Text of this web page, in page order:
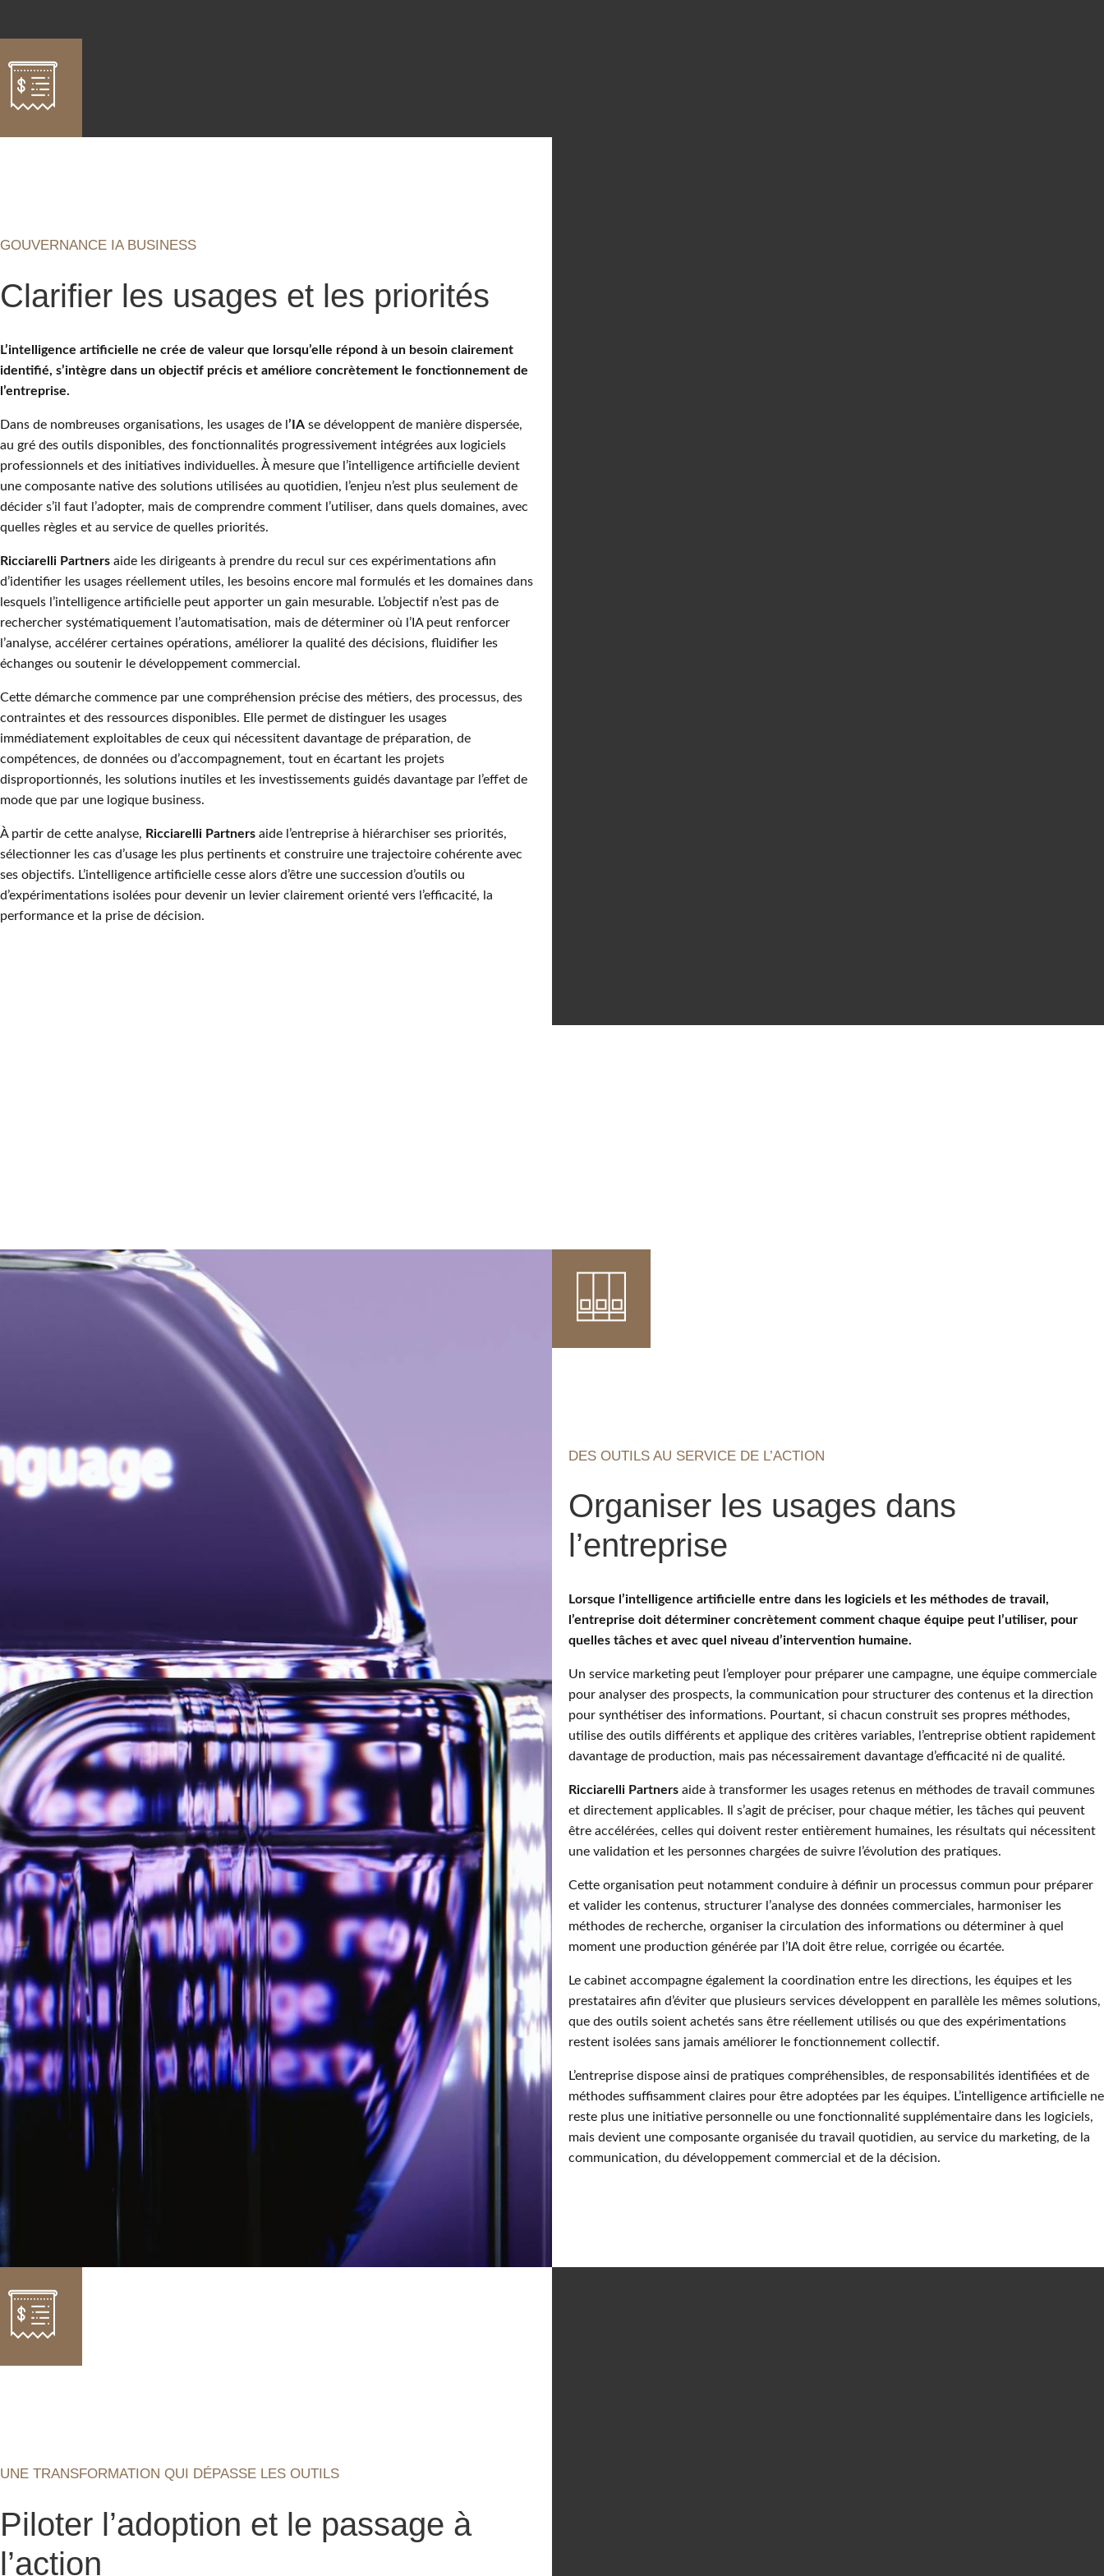
GOUVERNANCE IA BUSINESS
Clarifier les usages et les priorités
L’intelligence artificielle ne crée de valeur que lorsqu’elle répond à un besoin clairement
identifié, s’intègre dans un objectif précis et améliore concrètement le fonctionnement de
l’entreprise.
Dans de nombreuses organisations, les usages de l’IA se développent de manière dispersée,
au gré des outils disponibles, des fonctionnalités progressivement intégrées aux logiciels
professionnels et des initiatives individuelles. À mesure que l’intelligence artificielle devient
une composante native des solutions utilisées au quotidien, l’enjeu n’est plus seulement de
décider s’il faut l’adopter, mais de comprendre comment l’utiliser, dans quels domaines, avec
quelles règles et au service de quelles priorités.
Ricciarelli Partners aide les dirigeants à prendre du recul sur ces expérimentations afin
d’identifier les usages réellement utiles, les besoins encore mal formulés et les domaines dans
lesquels l’intelligence artificielle peut apporter un gain mesurable. L’objectif n’est pas de
rechercher systématiquement l’automatisation, mais de déterminer où l’IA peut renforcer
l’analyse, accélérer certaines opérations, améliorer la qualité des décisions, fluidifier les
échanges ou soutenir le développement commercial.
Cette démarche commence par une compréhension précise des métiers, des processus, des
contraintes et des ressources disponibles. Elle permet de distinguer les usages
immédiatement exploitables de ceux qui nécessitent davantage de préparation, de
compétences, de données ou d’accompagnement, tout en écartant les projets
disproportionnés, les solutions inutiles et les investissements guidés davantage par l’effet de
mode que par une logique business.
À partir de cette analyse, Ricciarelli Partners aide l’entreprise à hiérarchiser ses priorités,
sélectionner les cas d’usage les plus pertinents et construire une trajectoire cohérente avec
ses objectifs. L’intelligence artificielle cesse alors d’être une succession d’outils ou
d’expérimentations isolées pour devenir un levier clairement orienté vers l’efficacité, la
performance et la prise de décision.
DES OUTILS AU SERVICE DE L’ACTION
Organiser les usages dans
l’entreprise
Lorsque l’intelligence artificielle entre dans les logiciels et les méthodes de travail,
l’entreprise doit déterminer concrètement comment chaque équipe peut l’utiliser, pour
quelles tâches et avec quel niveau d’intervention humaine.
Un service marketing peut l’employer pour préparer une campagne, une équipe commerciale
pour analyser des prospects, la communication pour structurer des contenus et la direction
pour synthétiser des informations. Pourtant, si chacun construit ses propres méthodes,
utilise des outils différents et applique des critères variables, l’entreprise obtient rapidement
davantage de production, mais pas nécessairement davantage d’efficacité ni de qualité.
Ricciarelli Partners aide à transformer les usages retenus en méthodes de travail communes
et directement applicables. Il s’agit de préciser, pour chaque métier, les tâches qui peuvent
être accélérées, celles qui doivent rester entièrement humaines, les résultats qui nécessitent
une validation et les personnes chargées de suivre l’évolution des pratiques.
Cette organisation peut notamment conduire à définir un processus commun pour préparer
et valider les contenus, structurer l’analyse des données commerciales, harmoniser les
méthodes de recherche, organiser la circulation des informations ou déterminer à quel
moment une production générée par l’IA doit être relue, corrigée ou écartée.
Le cabinet accompagne également la coordination entre les directions, les équipes et les
prestataires afin d’éviter que plusieurs services développent en parallèle les mêmes solutions,
que des outils soient achetés sans être réellement utilisés ou que des expérimentations
restent isolées sans jamais améliorer le fonctionnement collectif.
L’entreprise dispose ainsi de pratiques compréhensibles, de responsabilités identifiées et de
méthodes suffisamment claires pour être adoptées par les équipes. L’intelligence artificielle ne
reste plus une initiative personnelle ou une fonctionnalité supplémentaire dans les logiciels,
mais devient une composante organisée du travail quotidien, au service du marketing, de la
communication, du développement commercial et de la décision.
UNE TRANSFORMATION QUI DÉPASSE LES OUTILS
Piloter l’adoption et le passage à
l’action